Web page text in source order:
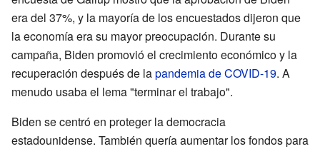
era del 37%, y la mayoría de los encuestados dijeron que
la economía era su mayor preocupación. Durante su
campaña, Biden promovió el crecimiento económico y la
recuperación después de lapandemia de COVID-19. A
menudo usaba el lema "terminar el trabajo".
Biden se centró en proteger la democracia
estadounidense. También quería aumentar los fondos para